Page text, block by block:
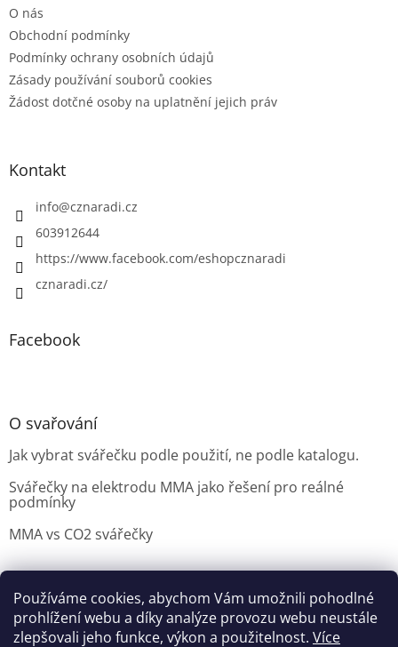
Používáme cookies, abychom Vám umožnili pohodlné
prohlížení webu a díky analýze provozu webu neustále
zlepšovali jeho funkce, výkon a použitelnost. Více
O nás
Obchodní podmínky
Podmínky ochrany osobních údajů
Zásady používání souborů cookies
Žádost dotčné osoby na uplatnění jejich práv
Kontakt
info@cznaradi.cz
603912644
https://www.facebook.com/eshopcznaradi
cznaradi.cz/
Facebook
O svařování
Jak vybrat svářečku podle použití, ne podle katalogu.
Svářečky na elektrodu MMA jako řešení pro reálné
podmínky
MMA vs CO2 svářečky
Možnosti doručení Nakupovani Možností platby
Výběr svářečky